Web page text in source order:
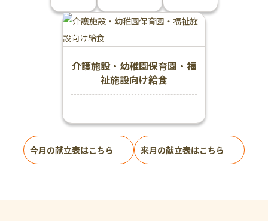
介護施設・幼稚園保育園・福
祉施設向け給食
今月の献立表はこちら 来月の献立表はこちら